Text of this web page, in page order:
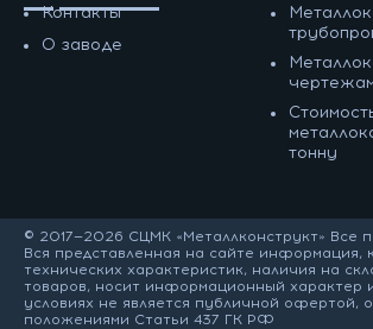
Контакты
О заводе
тонну
© 2017—2026 СЦМК «Металлконструкт» Все
Вся представленная на сайте информация,
технических характеристик, наличия на
товаров, носит информационный характер
условиях не является публичной офертой,
положениями Статьи 437 ГК РФ